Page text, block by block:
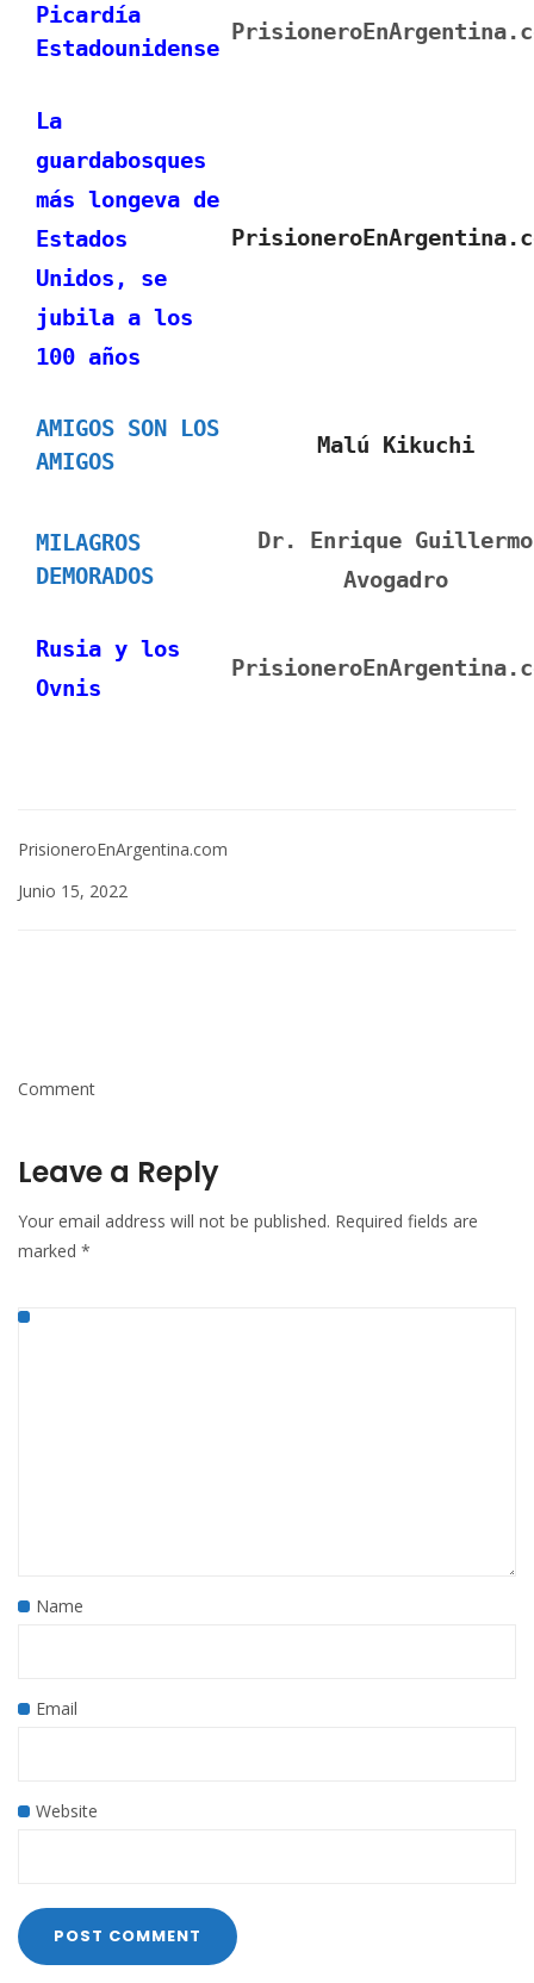
Picardía
Estadounidense
La
guardabosques
más longeva de
Estados
Unidos, se
jubila a los
100 años
AMIGOS SON LOS
AMIGOS
Malú Kikuchi
MILAGROS
DEMORADOS
Dr. Enrique Guillermo
Avogadro
Rusia y los
Ovnis
PrisioneroEnArgentina.com
Junio 15, 2022
Comment
Leave a Reply
Your email address will not be published. Required fields are
marked *
Name
Email
Website